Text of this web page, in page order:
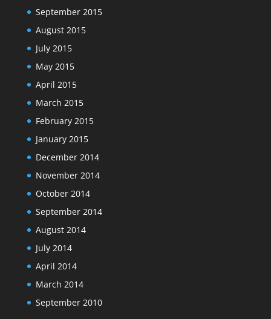
September 2015
August 2015
July 2015
May 2015
April 2015
March 2015
February 2015
January 2015
December 2014
November 2014
October 2014
September 2014
August 2014
July 2014
April 2014
March 2014
September 2010